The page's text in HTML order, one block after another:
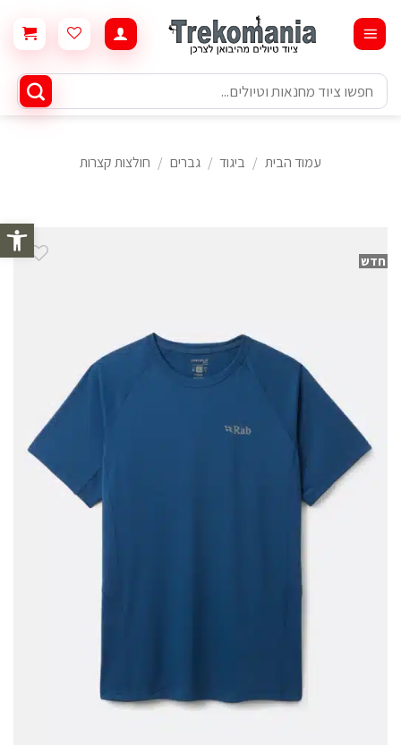
פתח
content
חיפוש
עבור:
עמוד הבית / ביגוד / גברים / חולצות קצרות
חדש